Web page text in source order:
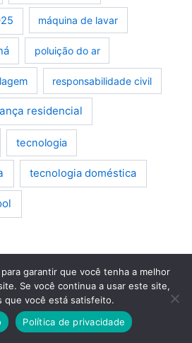
máquina de lavar
poluição do ar
responsabilidade civil
residencial
tecnologia
tecnologia doméstica
Técnica
precisa de reparo?
confiável na sua região e mantenha
garantir que você tenha a melhor
Se você continua a usar este site,
que você está satisfeito.
Política de privacidade